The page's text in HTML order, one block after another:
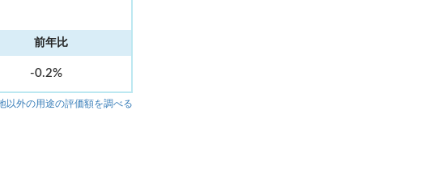
前年比
-0.2%
以外の用途の評価額を調べる